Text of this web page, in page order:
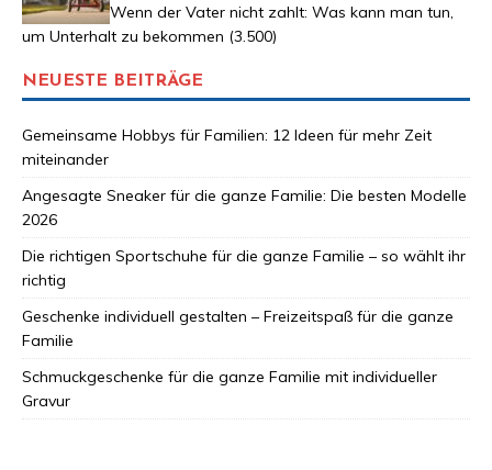
Wenn der Vater nicht zahlt: Was kann man tun,
um Unterhalt zu bekommen (3.500)
NEUESTE BEITRÄGE
Gemeinsame Hobbys für Familien: 12 Ideen für mehr Zeit
miteinander
Angesagte Sneaker für die ganze Familie: Die besten Modelle
2026
Die richtigen Sportschuhe für die ganze Familie – so wählt ihr
richtig
Geschenke individuell gestalten – Freizeitspaß für die ganze
Familie
Schmuckgeschenke für die ganze Familie mit individueller
Gravur